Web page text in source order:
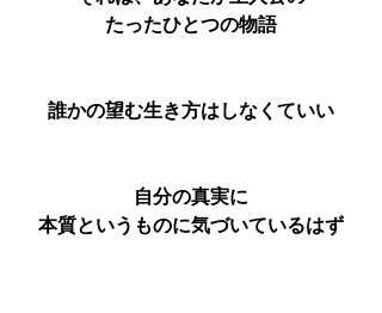
たったひとつの物語
誰かの望む生き方はしなくていい
自分の真実に
本質というものに気づいているはず